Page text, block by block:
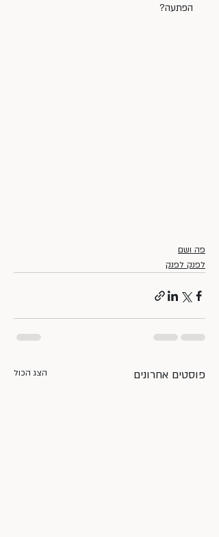
הפתעה?
פה ושם
לפנק לפנק
פוסטים אחרונים הצג הכול